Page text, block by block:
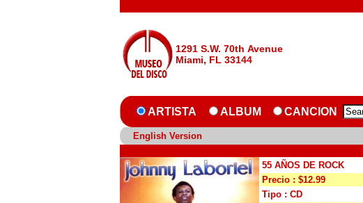
1291 S.W. 70th Avenue
Miami, FL 33144
ARTISTA ALBUM CANCION
English Version
55 AÑOS DE ROCK
Precio : $12.99
Tipo : CD